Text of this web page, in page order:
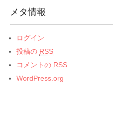
メタ情報
ログイン
投稿の RSS
コメントの RSS
WordPress.org